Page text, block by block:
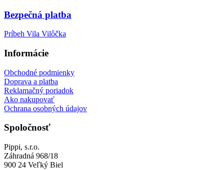
Bezpečná platba
Príbeh Vila Vilôčka
Informácie
Obchodné podmienky
Doprava a platba
Reklamačný poriadok
Ako nakupovať
Ochrana osobných údajov
Spoločnosť
Pippi, s.r.o.
Záhradná 968/18
900 24 Veľký Biel